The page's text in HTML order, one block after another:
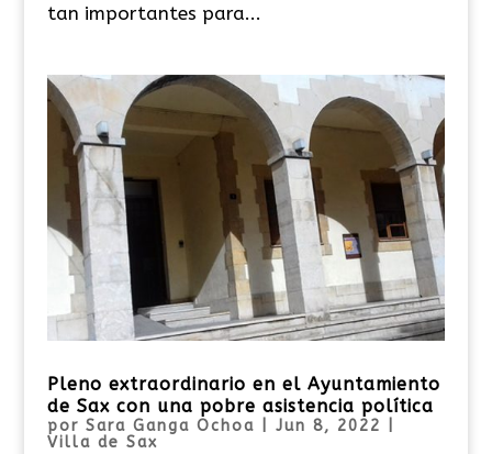
tan importantes para...
Pleno extraordinario en el Ayuntamiento
de Sax con una pobre asistencia política
por Sara Ganga Ochoa Jun 8, 2022
Villa de Sax